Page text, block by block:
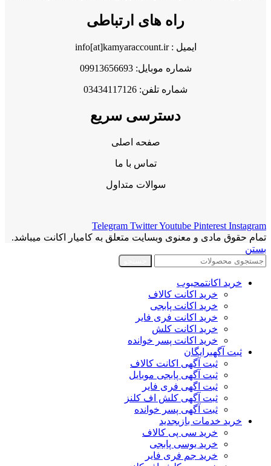
راه های ارتباطی
ایمیل : info[at]kamyaraccount.ir
شماره موبایل: 09913656693
شماره تلفن: 03434117126
دسترسی سریع
صفحه اصلی
تماس با ما
سوالات متداول
Telegram TwitterYoutube Pinterest Instagram
تمام حقوق مادی و معنوی وبسایت متعلق به کامیار اکانت میباشد.
بستن
خرید اکانتمحبوب
خرید اکانت کالاف
خرید اکانت پابجی
خرید اکانت فری فایر
خرید اکانت کلش
خرید اکانت پسر خوانده
ثبت آگهیرایگان
ثبت آگهی اکانت کالاف
ثبت آگهی پابجی موبایل
ثبت اگهی فری فایر
ثبت آگهی کلش اف کلنز
ثبت آگهی پسر خوانده
خرید خدمات بازیجدید
خرید سی پی کالاف
خرید یوسی پابجی
خرید جم فری فایر